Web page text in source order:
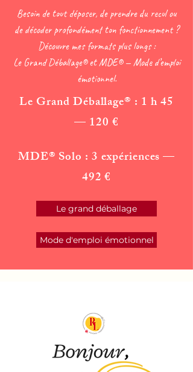
Besoin de tout déposer, de prendre du recul ou
de décoder profondément ton fonctionnement ?
Découvre mes formats plus longs :
Le Grand Déballage® et MDE® — Mode d’emploi
émotionnel.
Le Grand Déballage® : 1 h 45
— 120 €
MDE® Solo : 3 expériences —
492 €
Le grand déballage
Mode d'emploi émotionnel